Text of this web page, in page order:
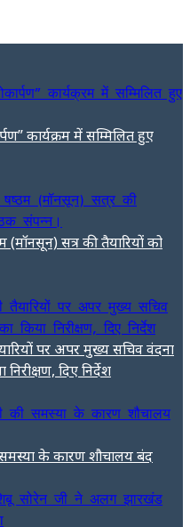
कार्यक्रम में सम्मिलित हुए
सत्र की तैयारियों को
पर अपर मुख्य सचिव वंदना
दिए निर्देश
समस्या के कारण शौचालय बंद